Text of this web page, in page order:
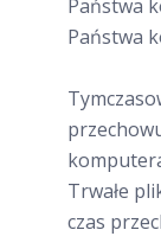
Państwa
Państwa
Trwałe
czas